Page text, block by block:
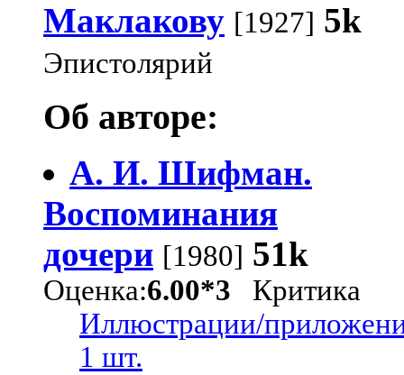
Маклакову [1927] 5k
Эпистолярий
Об авторе:
А. И. Шифман.
Воспоминания
дочери [1980] 51k
Оценка:6.00*3 Критика
Иллюстрации/
1 шт.